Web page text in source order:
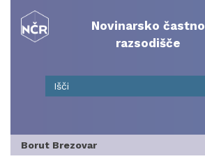
content
Novinarsko častno
razsodišče
Borut Brezovar